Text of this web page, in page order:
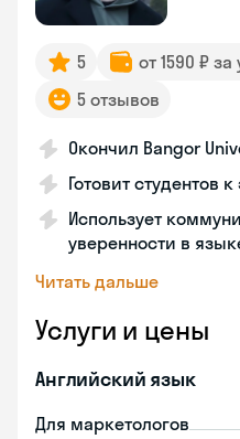
5 от 1590 ₽ за
5 отзывов
Окончил Bangor
Готовит студентов к
Использует
уверенности в
Читать дальше
Услуги и цены
Английский язык
Для маркетологов